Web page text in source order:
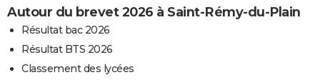
Autour du brevet 2026 à Saint-Rémy-du-Plain
Résultat bac 2026
Résultat BTS 2026
Classement des lycées